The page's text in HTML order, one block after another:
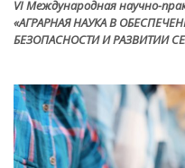
VI Международная научно-
«АГРАРНАЯ НАУКА В
БЕЗОПАСНОСТИ И РАЗВИТИИ